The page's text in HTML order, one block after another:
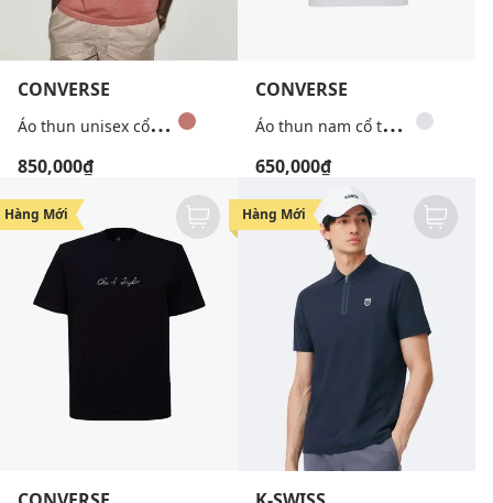
CONVERSE
Á
o thun unisex cổ tròn tay ngắn Embroidered
850,000₫
CONVERSE
Á
o thun nam cổ tròn tay ngắn Varsity
650,000₫
Hàng Mới Hàng Mới